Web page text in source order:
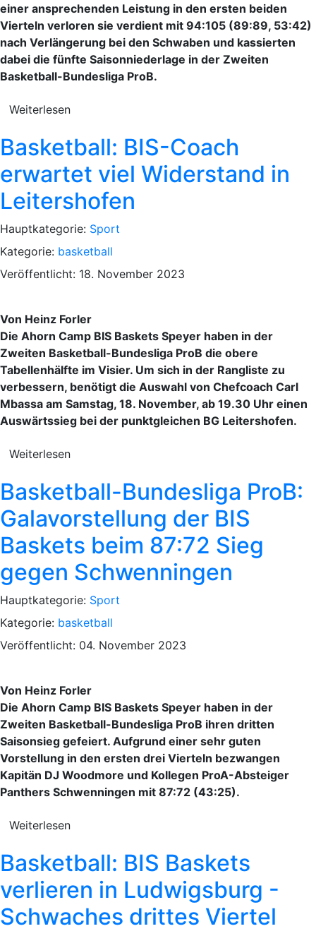
einer ansprechenden Leistung in den ersten beiden
Vierteln verloren sie verdient mit 94:105 (89:89, 53:42)
nach Verlängerung bei den Schwaben und kassierten
dabei die fünfte Saisonniederlage in der Zweiten
Basketball-Bundesliga ProB.
Weiterlesen
Basketball: BIS-Coach
erwartet viel Widerstand in
Leitershofen
Hauptkategorie: Sport
Kategorie: basketball
Veröffentlicht: 18. November 2023
Von Heinz Forler
Die Ahorn Camp BIS Baskets Speyer haben in der
Zweiten Basketball-Bundesliga ProB die obere
Tabellenhälfte im Visier. Um sich in der Rangliste zu
verbessern, benötigt die Auswahl von Chefcoach Carl
Mbassa am Samstag, 18. November, ab 19.30 Uhr einen
Auswärtssieg bei der punktgleichen BG Leitershofen.
Weiterlesen
Basketball-Bundesliga ProB:
Galavorstellung der BIS
Baskets beim 87:72 Sieg
gegen Schwenningen
Hauptkategorie: Sport
Kategorie: basketball
Veröffentlicht: 04. November 2023
Von Heinz Forler
Die Ahorn Camp BIS Baskets Speyer haben in der
Zweiten Basketball-Bundesliga ProB ihren dritten
Saisonsieg gefeiert. Aufgrund einer sehr guten
Vorstellung in den ersten drei Vierteln bezwangen
Kapitän DJ Woodmore und Kollegen ProA-Absteiger
Panthers Schwenningen mit 87:72 (43:25).
Weiterlesen
Basketball: BIS Baskets
verlieren in Ludwigsburg -
Schwaches drittes Viertel